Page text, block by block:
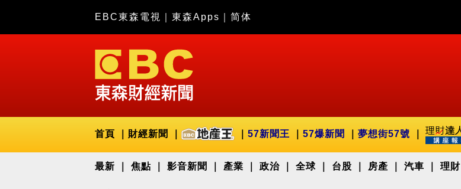
EBC東森電視 東森Apps 简体
首頁 財經新聞 57新聞王 57爆新聞 夢想街57號
最新 焦點 影音新聞 產業 政治 全球 台股 房產 汽車 理財